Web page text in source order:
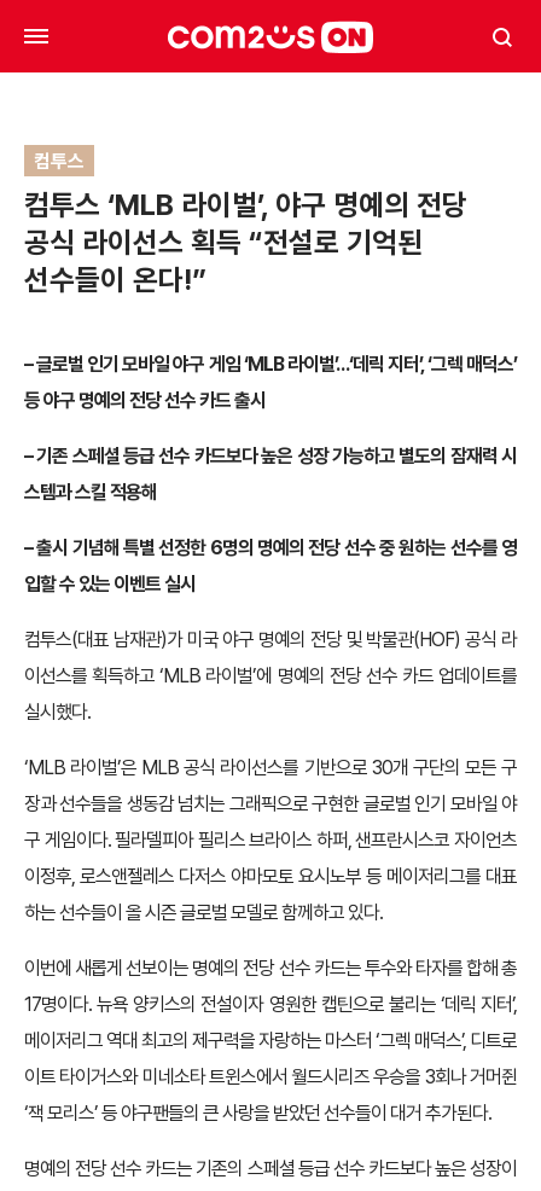
컴투스
컴투스 ‘MLB 라이벌’, 야구 명예의 전당
공식 라이선스 획득 “전설로 기억된
선수들이 온다!”
– 글로벌 인기 모바일 야구 게임 ‘MLB 라이벌’…‘데릭 지터’, ‘그렉 매덕스’
등 야구 명예의 전당 선수 카드 출시
– 기존 스페셜 등급 선수 카드보다 높은 성장 가능하고 별도의 잠재력 시
스템과 스킬 적용해
– 출시 기념해 특별 선정한 6명의 명예의 전당 선수 중 원하는 선수를 영
입할 수 있는 이벤트 실시
컴투스(대표 남재관)가 미국 야구 명예의 전당 및 박물관(HOF) 공식 라
이선스를 획득하고 ‘MLB 라이벌’에 명예의 전당 선수 카드 업데이트를
실시했다.
‘MLB 라이벌’은 MLB 공식 라이선스를 기반으로 30개 구단의 모든 구
장과 선수들을 생동감 넘치는 그래픽으로 구현한 글로벌 인기 모바일 야
구 게임이다. 필라델피아 필리스 브라이스 하퍼, 샌프란시스코 자이언츠
이정후, 로스앤젤레스 다저스 야마모토 요시노부 등 메이저리그를 대표
하는 선수들이 올 시즌 글로벌 모델로 함께하고 있다.
이번에 새롭게 선보이는 명예의 전당 선수 카드는 투수와 타자를 합해 총
17명이다. 뉴욕 양키스의 전설이자 영원한 캡틴으로 불리는 ‘데릭 지터’,
메이저리그 역대 최고의 제구력을 자랑하는 마스터 ‘그렉 매덕스’, 디트로
이트 타이거스와 미네소타 트윈스에서 월드시리즈 우승을 3회나 거머쥔
‘잭 모리스’ 등 야구팬들의 큰 사랑을 받았던 선수들이 대거 추가된다.
명예의 전당 선수 카드는 기존의 스페셜 등급 선수 카드보다 높은 성장이